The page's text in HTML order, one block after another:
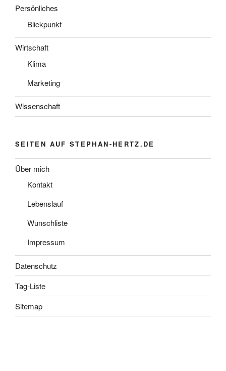
Persönliches
Blickpunkt
Wirtschaft
Klima
Marketing
Wissenschaft
SEITEN AUF STEPHAN-HERTZ.DE
Über mich
Kontakt
Lebenslauf
Wunschliste
Impressum
Datenschutz
Tag-Liste
Sitemap